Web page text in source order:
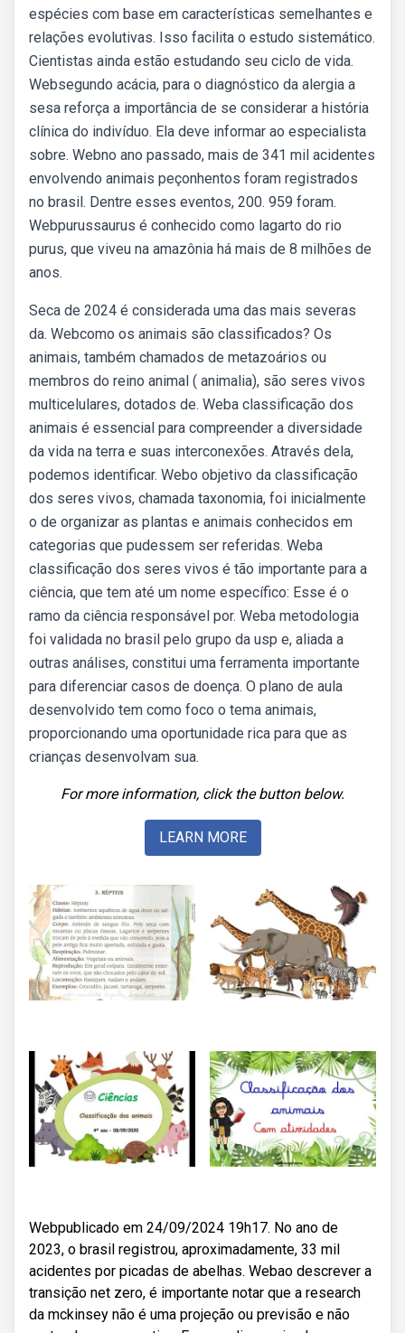
espécies com base em características semelhantes e
relações evolutivas. Isso facilita o estudo sistemático.
Cientistas ainda estão estudando seu ciclo de vida.
Websegundo acácia, para o diagnóstico da alergia a
sesa reforça a importância de se considerar a história
clínica do indivíduo. Ela deve informar ao especialista
sobre. Webno ano passado, mais de 341 mil acidentes
envolvendo animais peçonhentos foram registrados
no brasil. Dentre esses eventos, 200. 959 foram.
Webpurussaurus é conhecido como lagarto do rio
purus, que viveu na amazônia há mais de 8 milhões de
anos.
Seca de 2024 é considerada uma das mais severas
da. Webcomo os animais são classificados? Os
animais, também chamados de metazoários ou
membros do reino animal ( animalia), são seres vivos
multicelulares, dotados de. Weba classificação dos
animais é essencial para compreender a diversidade
da vida na terra e suas interconexões. Através dela,
podemos identificar. Webo objetivo da classificação
dos seres vivos, chamada taxonomia, foi inicialmente
o de organizar as plantas e animais conhecidos em
categorias que pudessem ser referidas. Weba
classificação dos seres vivos é tão importante para a
ciência, que tem até um nome específico: Esse é o
ramo da ciência responsável por. Weba metodologia
foi validada no brasil pelo grupo da usp e, aliada a
outras análises, constitui uma ferramenta importante
para diferenciar casos de doença. O plano de aula
desenvolvido tem como foco o tema animais,
proporcionando uma oportunidade rica para que as
crianças desenvolvam sua.
For more information, click the button below.
LEARN MORE
Webpublicado em 24/09/2024 19h17. No ano de
2023, o brasil registrou, aproximadamente, 33 mil
acidentes por picadas de abelhas. Webao descrever a
transição net zero, é importante notar que a research
da mckinsey não é uma projeção ou previsão e não